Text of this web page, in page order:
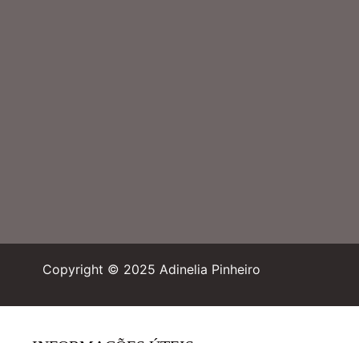
Copyright © 2025 Adinelia Pinheiro